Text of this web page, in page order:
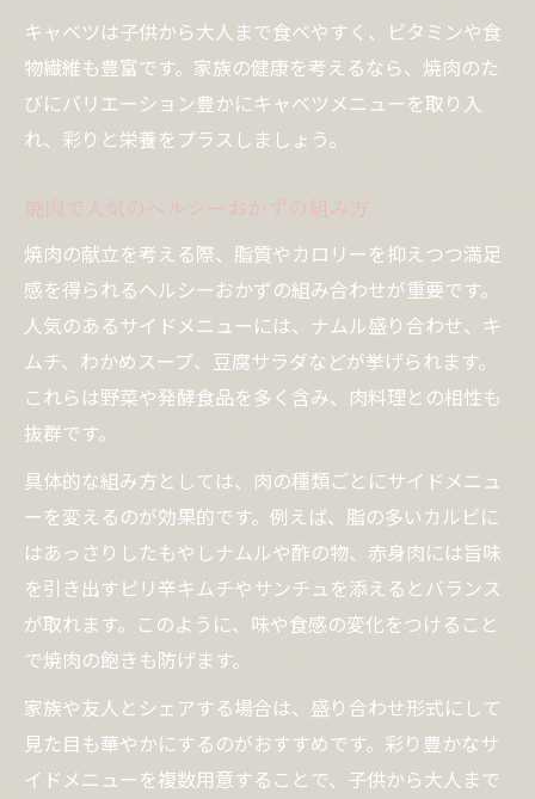
キャベツは子供から大人まで食べやすく、ビタミンや食
物繊維も豊富です。家族の健康を考えるなら、焼肉のた
びにバリエーション豊かにキャベツメニューを取り入
れ、彩りと栄養をプラスしましょう。
焼肉で人気のヘルシーおかずの組み方
焼肉の献立を考える際、脂質やカロリーを抑えつつ満足
感を得られるヘルシーおかずの組み合わせが重要です。
人気のあるサイドメニューには、ナムル盛り合わせ、キ
ムチ、わかめスープ、豆腐サラダなどが挙げられます。
これらは野菜や発酵食品を多く含み、肉料理との相性も
抜群です。
具体的な組み方としては、肉の種類ごとにサイドメニュ
ーを変えるのが効果的です。例えば、脂の多いカルビに
はあっさりしたもやしナムルや酢の物、赤身肉には旨味
を引き出すピリ辛キムチやサンチュを添えるとバランス
が取れます。このように、味や食感の変化をつけること
で焼肉の飽きも防げます。
家族や友人とシェアする場合は、盛り合わせ形式にして
見た目も華やかにするのがおすすめです。彩り豊かなサ
イドメニューを複数用意することで、子供から大人まで